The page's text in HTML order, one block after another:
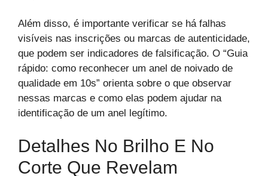
Além disso, é importante verificar se há falhas
visíveis nas inscrições ou marcas de autenticidade,
que podem ser indicadores de falsificação. O “Guia
rápido: como reconhecer um anel de noivado de
qualidade em 10s” orienta sobre o que observar
nessas marcas e como elas podem ajudar na
identificação de um anel legítimo.
Detalhes No Brilho E No
Corte Que Revelam